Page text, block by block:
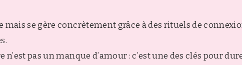
mais se gère concrètement grâce à des rituels de
n’est pas un manque d’amour : c’est une des clés pour